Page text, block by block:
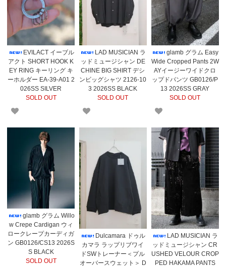
EVILACT イーブル
アクト SHORT HOOK K
EY RING キーリング キ
ーホルダー EA-39-A01 2
026SS SILVER
SOLD OUT
LAD MUSICIAN ラ
ッドミュージシャン DE
CHINE BIG SHIRT デシ
ンビッグシャツ 2126-10
3 2026SS BLACK
SOLD OUT
glamb グラム Easy
Wide Cropped Pants 2W
AYイージーワイドクロ
ップドパンツ GB0126/P
13 2026SS GRAY
SOLD OUT
glamb グラム Willo
w Crepe Cardigan ウィ
ロークレープカーディガ
ン GB0126/CS13 2026S
S BLACK
SOLD OUT
Dulcamara ドゥル
カマラ ラップリブワイ
ドSWトレーナー＜プル
オーバースウェット＞ D
LAD MUSICIAN ラ
ッドミュージシャン CR
USHED VELOUR CROP
PED HAKAMA PANTS